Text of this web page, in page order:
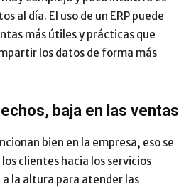
al día. El uso de un ERP puede
más útiles y prácticas que
los datos de forma más
baja en las ventas
bien en la empresa, eso se
los clientes hacia los servicios
a la altura para atender las